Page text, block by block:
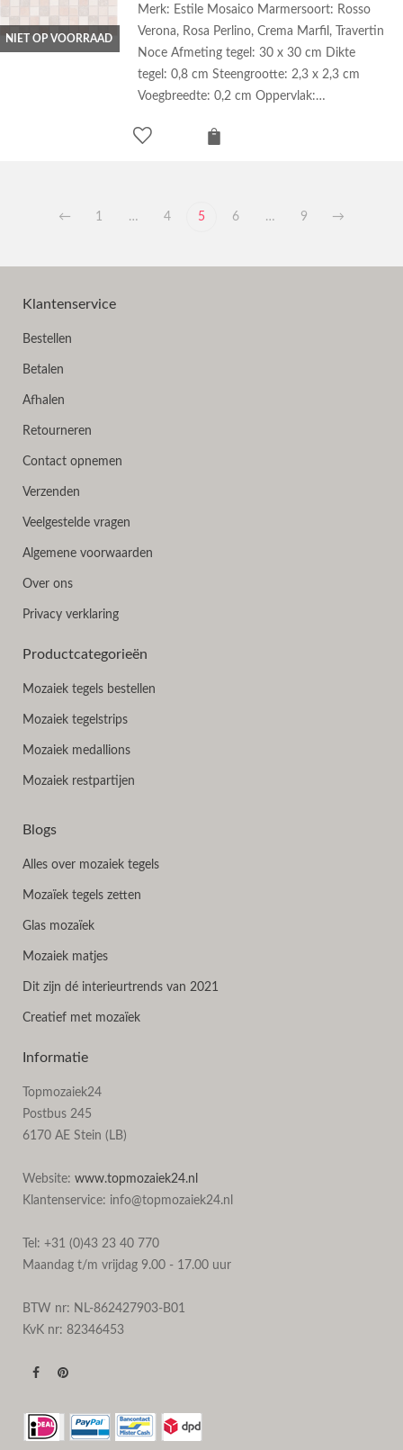
NIET OP VOORRAAD
Merk: Estile Mosaico Marmersoort: Rosso
Verona, Rosa Perlino, Crema Marfil, Travertin
Noce Afmeting tegel: 30 x 30 cm Dikte
tegel: 0,8 cm Steengrootte: 2,3 x 2,3 cm
Voegbreedte: 0,2 cm Oppervlak:…
← 1 … 4 5 6 … 9 →
Klantenservice
Bestellen
Betalen
Afhalen
Retourneren
Contact opnemen
Verzenden
Veelgestelde vragen
Algemene voorwaarden
Over ons
Privacy verklaring
Productcategorieën
Mozaiek tegels bestellen
Mozaiek tegelstrips
Mozaiek medallions
Mozaiek restpartijen
Blogs
Alles over mozaiek tegels
Mozaïek tegels zetten
Glas mozaïek
Mozaiek matjes
Dit zijn dé interieurtrends van 2021
Creatief met mozaïek
Informatie
Topmozaiek24
Postbus 245
6170 AE Stein (LB)
Website: www.topmozaiek24.nl
Klantenservice: info@topmozaiek24.nl
Tel: +31 (0)43 23 40 770
Maandag t/m vrijdag 9.00 - 17.00 uur
BTW nr: NL-862427903-B01
KvK nr: 82346453